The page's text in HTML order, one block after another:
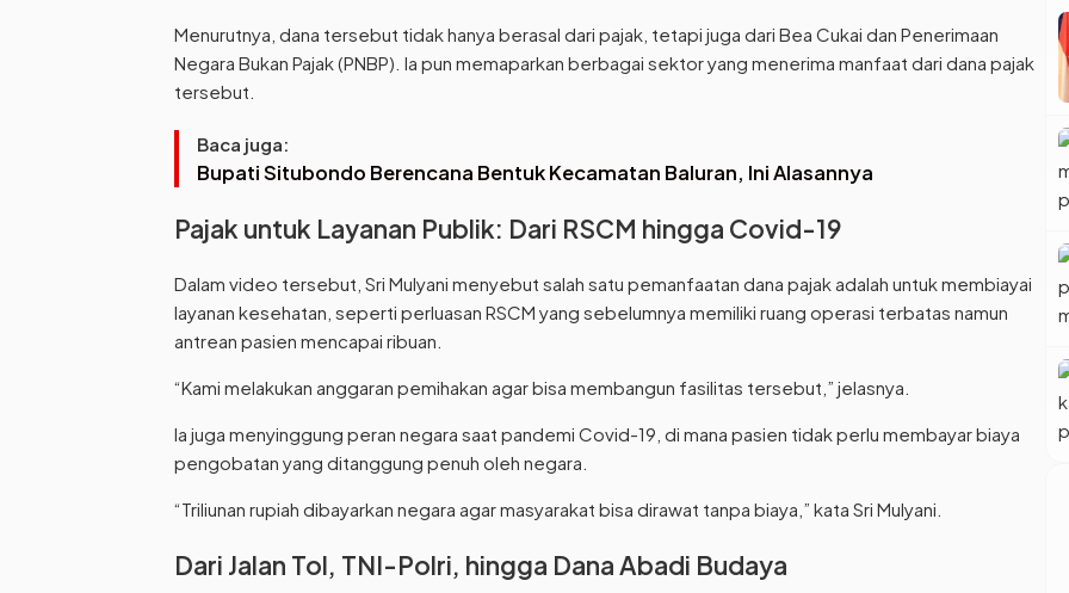
Menurutnya, dana tersebut tidak hanya berasal dari pajak, tetapi juga dari Bea Cukai dan Penerimaan
Negara Bukan Pajak (PNBP). Ia pun memaparkan berbagai sektor yang menerima manfaat dari dana pajak
tersebut.
Baca juga:
Bupati Situbondo Berencana Bentuk Kecamatan Baluran, Ini Alasannya
Pajak untuk Layanan Publik: Dari RSCM hingga Covid-19
Dalam video tersebut, Sri Mulyani menyebut salah satu pemanfaatan dana pajak adalah untuk membiayai
layanan kesehatan, seperti perluasan RSCM yang sebelumnya memiliki ruang operasi terbatas namun
antrean pasien mencapai ribuan.
“Kami melakukan anggaran pemihakan agar bisa membangun fasilitas tersebut,” jelasnya.
Ia juga menyinggung peran negara saat pandemi Covid-19, di mana pasien tidak perlu membayar biaya
pengobatan yang ditanggung penuh oleh negara.
“Triliunan rupiah dibayarkan negara agar masyarakat bisa dirawat tanpa biaya,” kata Sri Mulyani.
Dari Jalan Tol, TNI-Polri, hingga Dana Abadi Budaya